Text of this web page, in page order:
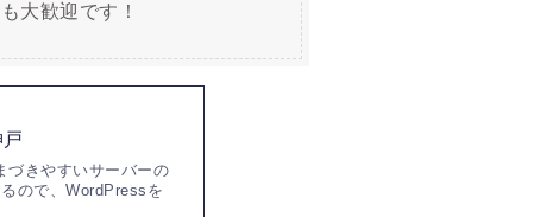
大歓迎です！
づきやすいサーバーの
ので、WordPressを